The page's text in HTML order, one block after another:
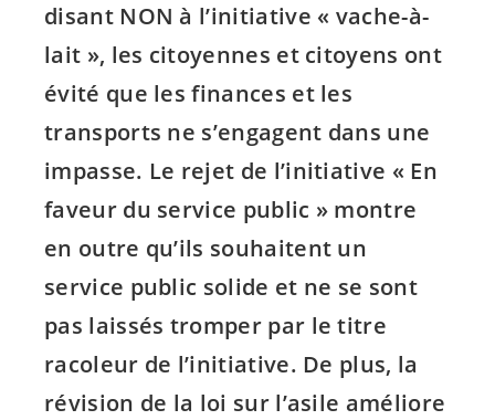
disant NON à l’initiative « vache-à-
lait », les citoyennes et citoyens ont
évité que les finances et les
transports ne s’engagent dans une
impasse. Le rejet de l’initiative « En
faveur du service public » montre
en outre qu’ils souhaitent un
service public solide et ne se sont
pas laissés tromper par le titre
racoleur de l’initiative. De plus, la
révision de la loi sur l’asile améliore